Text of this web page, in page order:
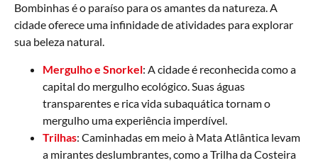
Bombinhas é o paraíso para os amantes da natureza. A
cidade oferece uma infinidade de atividades para explorar
sua beleza natural.
Mergulho e Snorkel: A cidade é reconhecida como a
capital do mergulho ecológico. Suas águas
transparentes e rica vida subaquática tornam o
mergulho uma experiência imperdível.
Trilhas: Caminhadas em meio à Mata Atlântica levam
a mirantes deslumbrantes, como a Trilha da Costeira